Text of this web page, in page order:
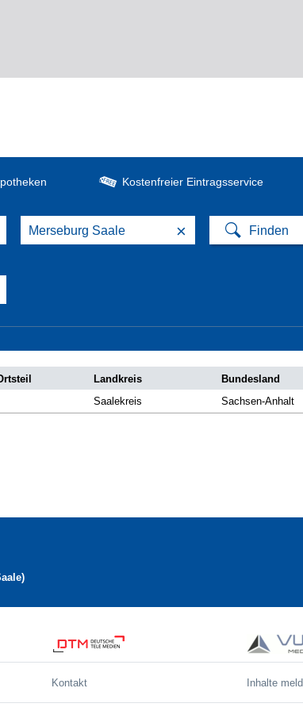
Kostenfreier Eintragsservice
×
Landkreis
Bundesland
Saalekreis Sachsen-Anhalt
Kontakt Inhalte